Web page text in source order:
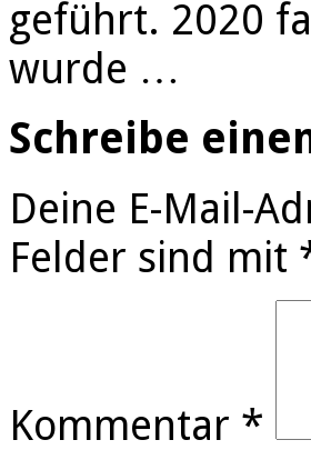
geführt. 2020
wurde …
Schreibe
Deine E-Mail-
Felder sind mit
Kommentar *